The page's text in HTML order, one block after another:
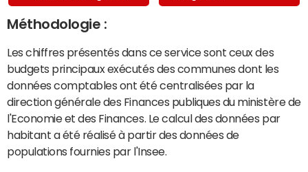
Méthodologie :
Les chiffres présentés dans ce service sont ceux des
budgets principaux exécutés des communes dont les
données comptables ont été centralisées par la
direction générale des Finances publiques du ministère de
l'Economie et des Finances. Le calcul des données par
habitant a été réalisé à partir des données de
populations fournies par l'Insee.